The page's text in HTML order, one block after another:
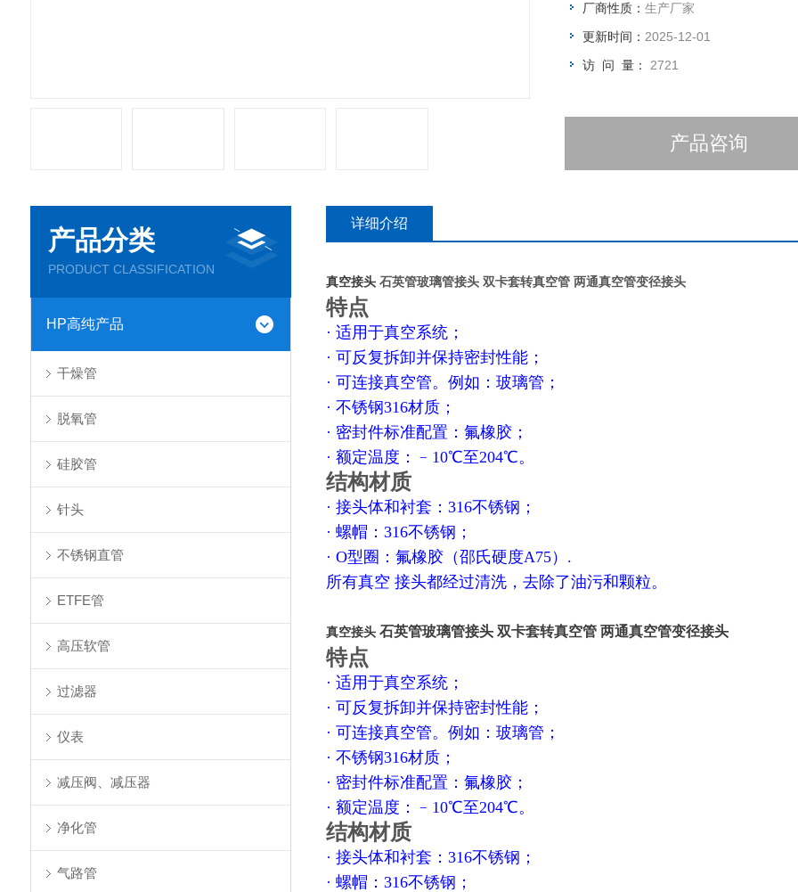
厂商性质： 生产厂家
更新时间： 2025-12-01
访 问 量： 2721
产品咨询
产品分类
PRODUCT CLASSIFICATION
HP高纯产品
干燥管
脱氧管
硅胶管
针头
不锈钢直管
ETFE管
高压软管
过滤器
仪表
减压阀、减压器
净化管
气路管
详细介绍
真空接头 石英管玻璃管接头 双卡套转真空管 两通真空管变径接头
特点
· 适用于真空系统；
· 可反复拆卸并保持密封性能；
· 可连接真空管。例如：玻璃管；
· 不锈钢316材质；
· 密封件标准配置：氟橡胶；
· 额定温度：﹣10℃至204℃。
结构材质
· 接头体和衬套：316不锈钢；
· 螺帽：316不锈钢；
· O型圈：氟橡胶（邵氏硬度A75）.
所有真空 接头都经过清洗，去除了油污和颗粒。
真空接头石英管玻璃管接头 双卡套转真空管 两通真空管变径接头
特点
· 适用于真空系统；
· 可反复拆卸并保持密封性能；
· 可连接真空管。例如：玻璃管；
· 不锈钢316材质；
· 密封件标准配置：氟橡胶；
· 额定温度：﹣10℃至204℃。
结构材质
· 接头体和衬套：316不锈钢；
· 螺帽：316不锈钢；